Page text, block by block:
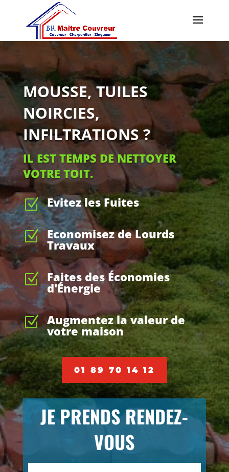
MOUSSE, TUILES
NOIRCIES,
INFILTRATIONS ?
IL EST TEMPS DE NETTOYER
VOTRE TOIT.
Z Evitez les Fuites
Z Economisez de Lourds
Travaux
Z Faites des Économies
d'Énergie
Z Augmentez la valeur de
votre maison
01 89 70 14 12
JE PRENDS RENDEZ-
VOUS